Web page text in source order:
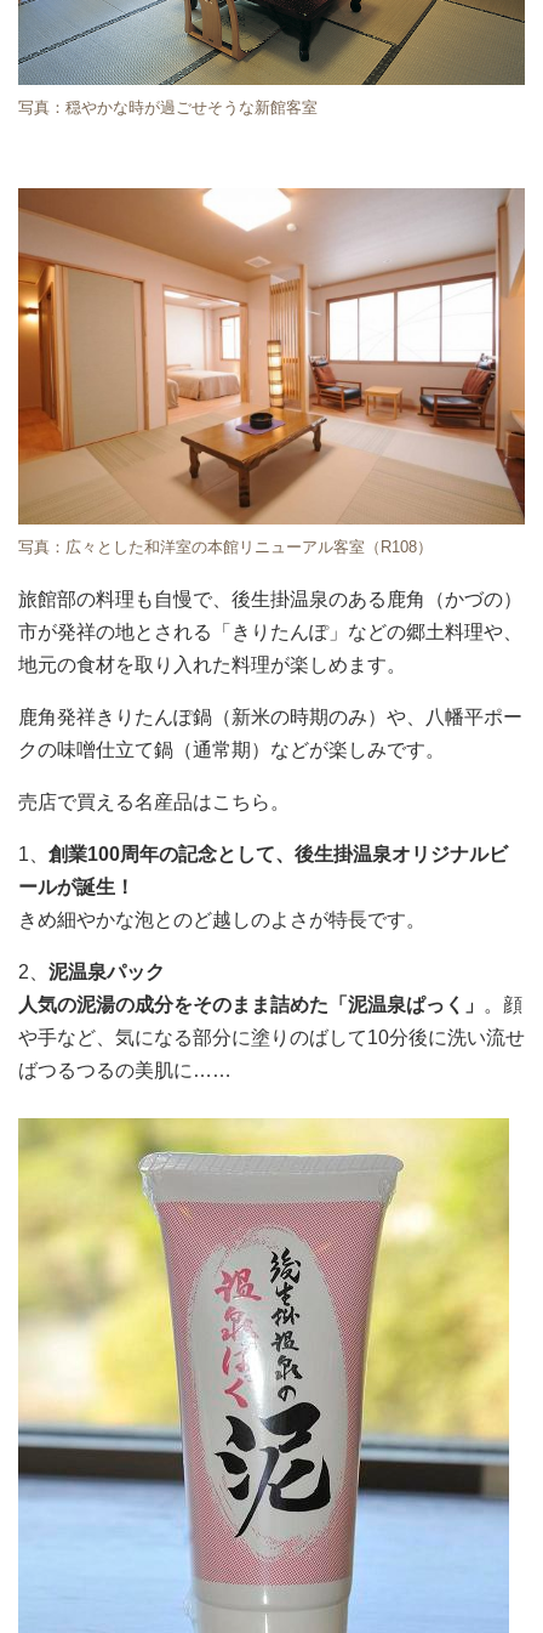
写真：穏やかな時が過ごせそうな新館客室
写真：広々とした和洋室の本館リニューアル客室（R108）
旅館部の料理も自慢で、後生掛温泉のある鹿角（かづの）
市が発祥の地とされる「きりたんぽ」などの郷土料理や、
地元の食材を取り入れた料理が楽しめます。
鹿角発祥きりたんぽ鍋（新米の時期のみ）や、八幡平ポー
クの味噌仕立て鍋（通常期）などが楽しみです。
売店で買える名産品はこちら。
1、 創業100周年の記念として、後生掛温泉オリジナルビ
ールが誕生！
きめ細やかな泡とのど越しのよさが特長です。
2、 泥温泉パック
人気の泥湯の成分をそのまま詰めた「泥温泉ぱっく」 。顔
や手など、気になる部分に塗りのばして10分後に洗い流せ
ばつるつるの美肌に……